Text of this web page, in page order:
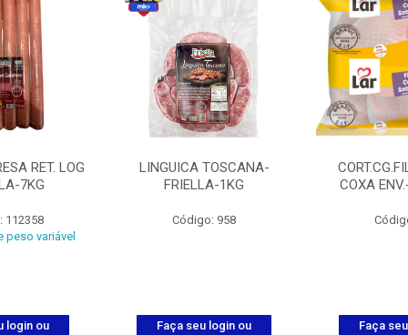
RET. LOG
7KG
112358
peso variável
login ou
LINGUICA TOSCANA-
FRIELLA-1KG
Código: 958
Faça seu login ou
COXA
Faça